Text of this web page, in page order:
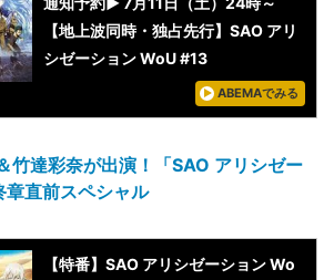
【地上波同時・独占先行】SAO アリ
シゼーション WoU #13
ABEMAでみる
竹達彩奈が出演！「SAO アリシゼー
直前スペシャル
【特番】SAO アリシゼーション Wo